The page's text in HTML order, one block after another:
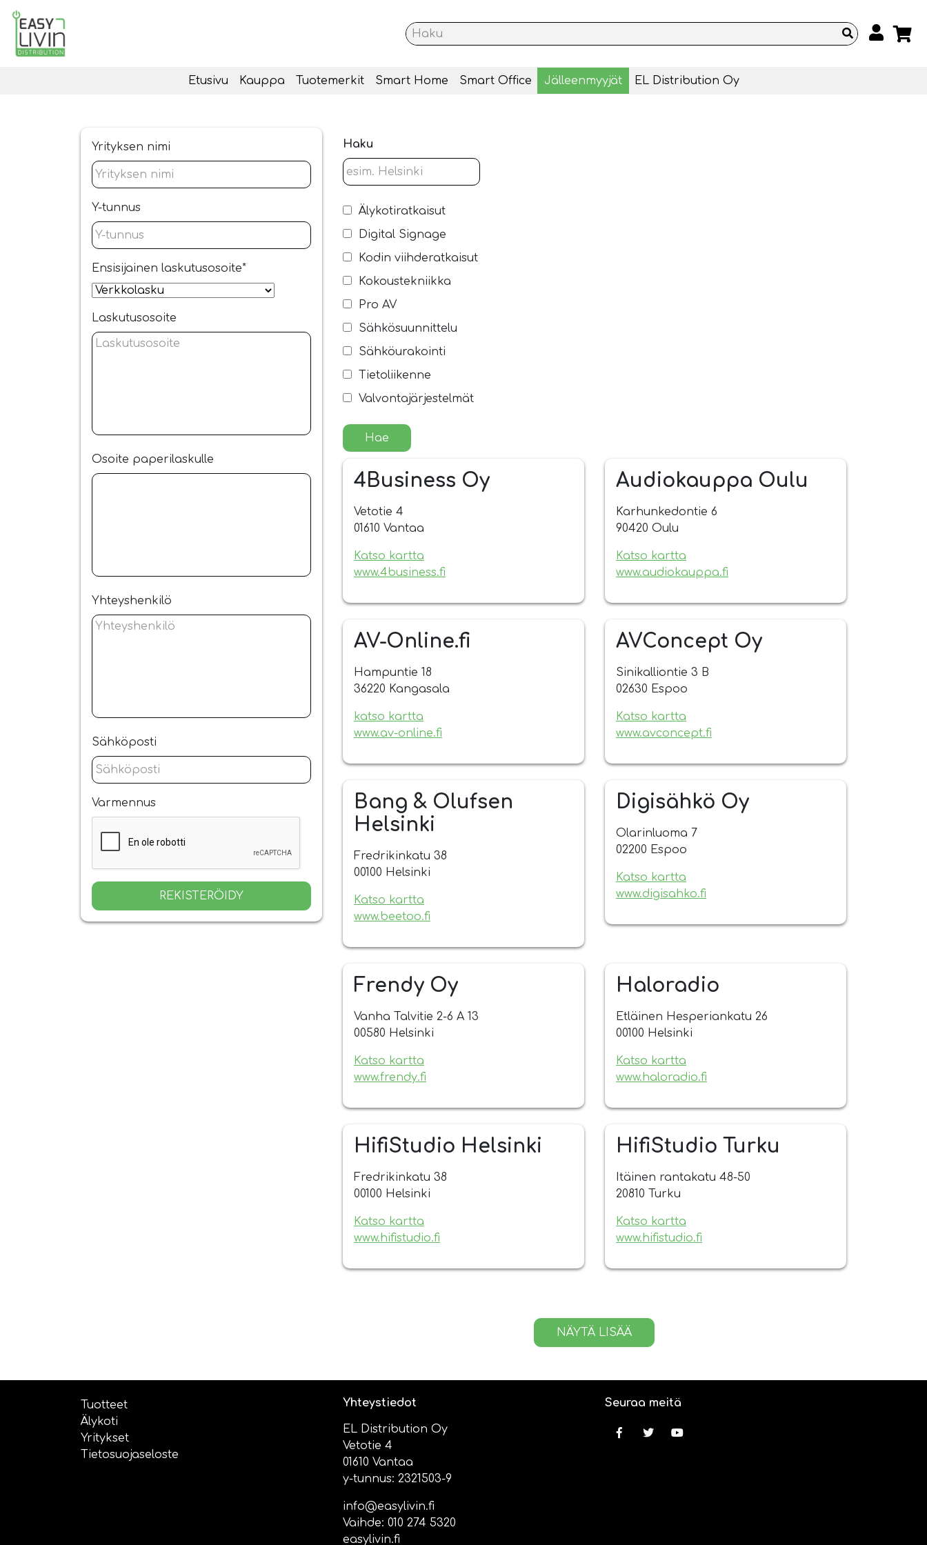
Etusivu Kauppa Tuotemerkit Smart Home Smart Office Jälleenmyyjät EL Distribution Oy
Yrityksen nimi
Y-tunnus
Ensisijainen laskutusosoite*
Laskutusosoite
Osoite paperilaskulle
Yhteyshenkilö
Sähköposti
Varmennus
Haku
Älykotiratkaisut
Digital Signage
Kodin viihderatkaisut
Kokoustekniikka
Pro AV
Sähkösuunnittelu
Sähköurakointi
Tietoliikenne
Valvontajärjestelmät
4Business Oy
Vetotie 4
01610 Vantaa
Katso kartta
www.4business.fi
Audiokauppa Oulu
Karhunkedontie 6
90420 Oulu
Katso kartta
www.audiokauppa.fi
AV-Online.fi
Hampuntie 18
36220 Kangasala
katso kartta
www.av-online.fi
AVConcept Oy
Sinikalliontie 3 B
02630 Espoo
Katso kartta
www.avconcept.fi
Bang & Olufsen
Helsinki
Fredrikinkatu 38
00100 Helsinki
Katso kartta
www.beetoo.fi
Digisähkö Oy
Olarinluoma 7
02200 Espoo
Katso kartta
www.digisahko.fi
Frendy Oy
Vanha Talvitie 2-6 A 13
00580 Helsinki
Katso kartta
www.frendy.fi
Haloradio
Etläinen Hesperiankatu 26
00100 Helsinki
Katso kartta
www.haloradio.fi
HifiStudio Helsinki
Fredrikinkatu 38
00100 Helsinki
Katso kartta
www.hifistudio.fi
HifiStudio Turku
Itäinen rantakatu 48-50
20810 Turku
Katso kartta
www.hifistudio.fi
NÄYTÄ LISÄÄ
Tuotteet
Älykoti
Yritykset
Tietosuojaseloste
Yhteystiedot
EL Distribution Oy
Vetotie 4
01610 Vantaa
y-tunnus: 2321503-9
info@easylivin.fi
Vaihde: 010 274 5320
easylivin.fi
Seuraa meitä